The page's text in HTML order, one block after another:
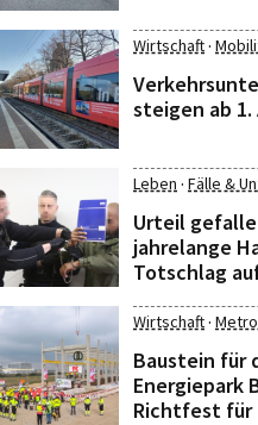
Wirtschaft·
steigen ab 1.
Leben · Fälle &
Urteil
jahrelange
Totschlag
Wirtschaft·
Baustein für
Energiepark
Richtfest für